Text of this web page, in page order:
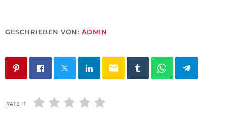
GESCHRIEBEN VON: ADMIN
email
RATE IT